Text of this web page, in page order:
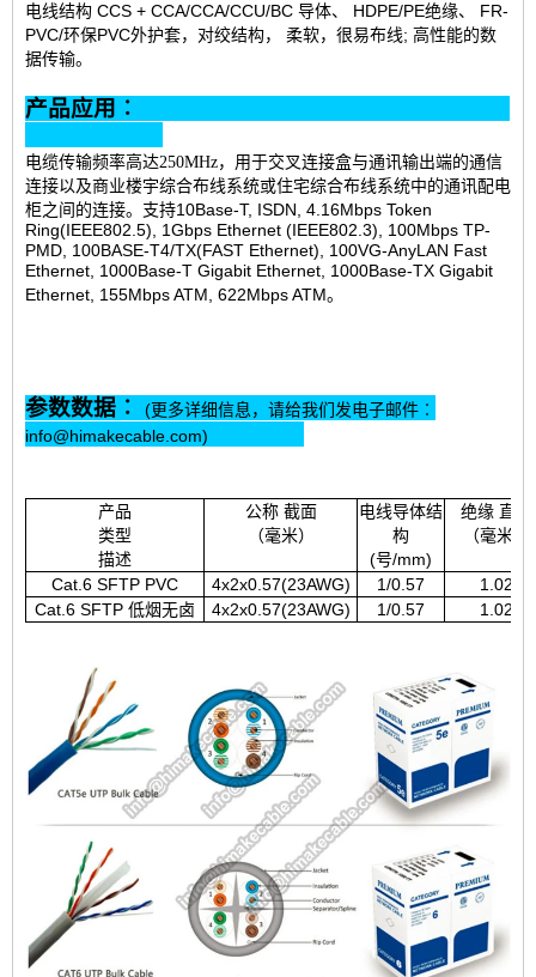
电线结构 CCS + CCA/CCA/CCU/BC 导体、 HDPE/PE绝缘、 FR-
PVC/环保PVC外护套，对绞结构， 柔软，很易布线; 高性能的数
据传输。
产品应用︰
电缆传输频率高达250MHz，用于交叉连接盒与通讯输出端的通信
连接以及商业楼宇综合布线系统或住宅综合布线系统中的通讯配电
柜之间的连接。 支持10Base-T, ISDN, 4.16Mbps Token
Ring(IEEE802.5), 1Gbps Ethernet (IEEE802.3), 100Mbps TP-
PMD, 100BASE-T4/TX(FAST Ethernet), 100VG-AnyLAN Fast
Ethernet, 1000Base-T Gigabit Ethernet, 1000Base-TX Gigabit
Ethernet, 155Mbps ATM, 622Mbps ATM。
参数数据︰
(更多详细信息，请给我们发电子邮件︰
info@himakecable.com)
产品
类型
描述
公称 截面
（毫米）
电线导体结
构
(号/mm)
绝缘 直径
（毫米）
Cat.6 SFTP PVC 4x2x0.57(23AWG) 1/0.57
1.02
Cat.6 SFTP 低烟无卤
4x2x0.57(23AWG) 1/0.57 1.02